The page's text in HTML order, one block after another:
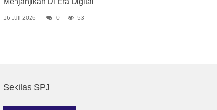
Menjanjikan Di Era Digital
16 Juli 2026 0 53
Sekilas SPJ